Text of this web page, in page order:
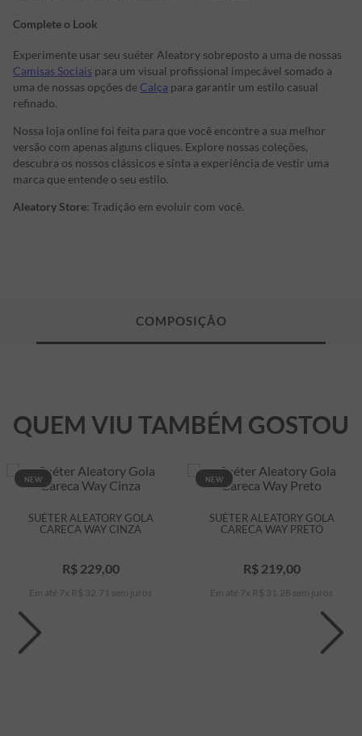
Complete o Look
Experimente usar seu suéter Aleatory sobreposto a uma de nossas
Camisas Sociais para um visual profissional impecável somado a
uma de nossas opções de Calça para garantir um estilo casual
refinado.
Nossa loja online foi feita para que você encontre a sua melhor
versão com apenas alguns cliques. Explore nossas coleções,
descubra os nossos clássicos e sinta a experiência de vestir uma
marca que entende o seu estilo.
Aleatory Store: Tradição em evoluir com você.
QUEM VIU TAMBÉM GOSTOU
NEW
SUÉTER ALEATORY GOLA
CARECA WAY CINZA
R$ 229,00
Em até 7 x R$ 32 71 sem juros
NEW
SUÉTER ALEATORY GOLA
CARECA WAY PRETO
R$ 219,00
Em até 7 x R$ 31 28 sem juros